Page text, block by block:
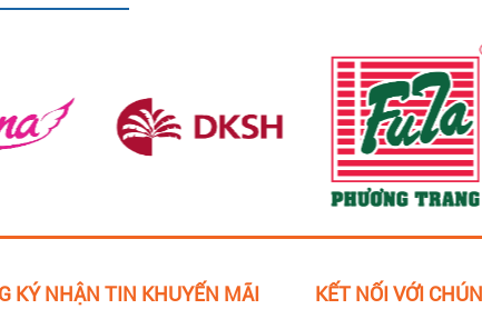
KÝ NHẬN TIN KHUYẾN MÃI KẾT NỐI VỚI